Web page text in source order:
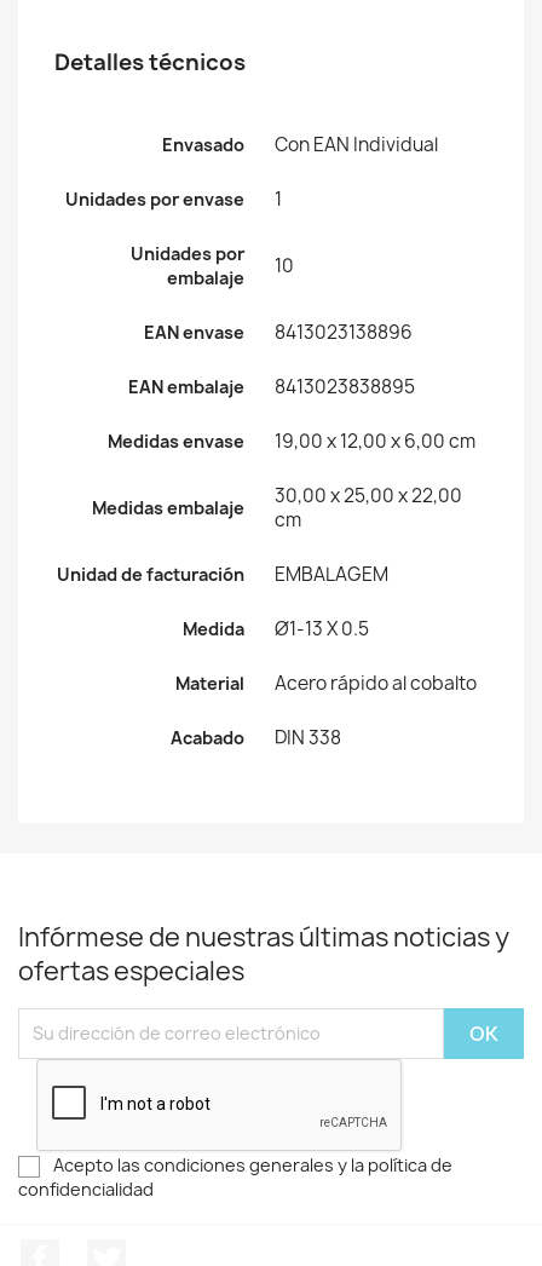
Detalles técnicos
Envasado Con EAN Individual
Unidades por envase 1
Unidades por
embalaje
10
EAN envase 8413023138896
EAN embalaje 8413023838895
Medidas envase 19,00 x 12,00 x 6,00 cm
Medidas embalaje
30,00 x 25,00 x 22,00
cm
Unidad de facturación EMBALAGEM
Medida Ø1-13 X 0.5
Material Acero rápido al cobalto
Acabado DIN 338
Infórmese de nuestras últimas noticias y
ofertas especiales
Acepto las condiciones generales y la política de
confidencialidad